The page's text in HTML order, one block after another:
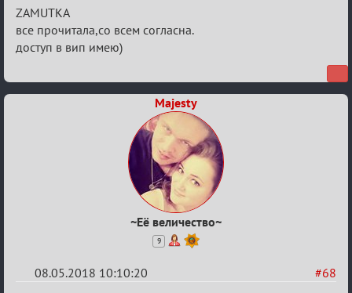
Re:
IX
Кубок
ZAMUTKA
все прочитала,со всем согласна.
доступ в вип имею)
Majesty
~Её величество~
9
#68
08.05.2018 10:10:20